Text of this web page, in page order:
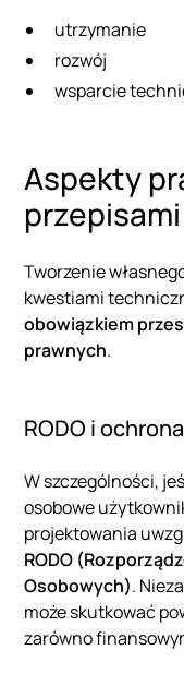
utrzymanie
rozwój
wsparcie
Aspekty
przepisami
Tworzenie
kwestiami
obowiązkiem
prawnych.
RODO i
W szczególności,
osobowe
projektowania
RODO
Osobowych).
może skutkować
zarówno